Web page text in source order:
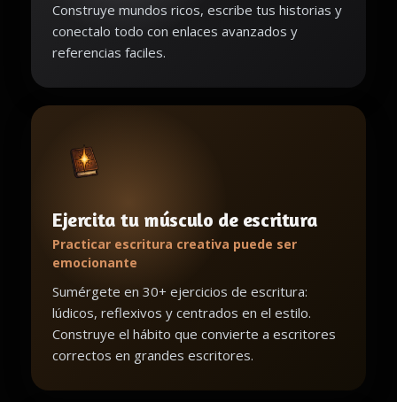
Construye mundos ricos, escribe tus historias y
conectalo todo con enlaces avanzados y
referencias faciles.
Ejercita tu músculo de escritura
Practicar escritura creativa puede ser
emocionante
Sumérgete en 30+ ejercicios de escritura:
lúdicos, reflexivos y centrados en el estilo.
Construye el hábito que convierte a escritores
correctos en grandes escritores.